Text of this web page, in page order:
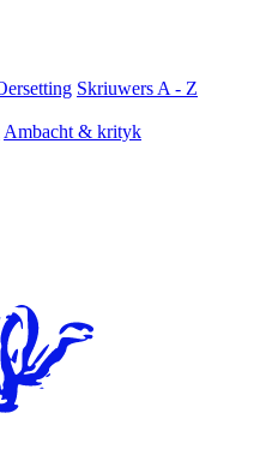
Skriuwers A - Z
Ambacht & krityk